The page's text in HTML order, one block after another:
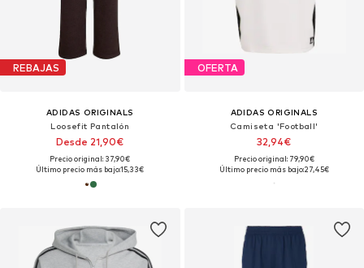
REBAJAS
ADIDAS ORIGINALS
Loosefit Pantalón
Desde 21,90€
Precio original: 37,90€
Último precio más bajo:15,33€
OFERTA
ADIDAS ORIGINALS
Camiseta 'Football'
32,94€
Precio original: 79,90€
Último precio más bajo:27,45€